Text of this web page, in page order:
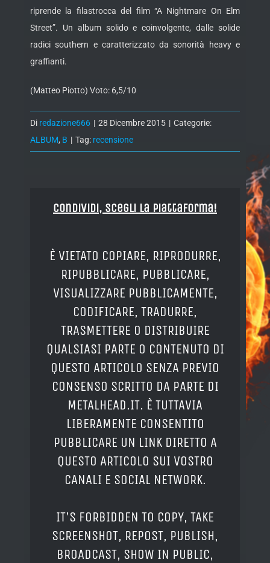
riprende la filastrocca del film “A Nightmare On Elm
Street”. Un album solido e coinvolgente, dalle solide
radici southern e caratterizzato da sonorità heavy e
graffianti.
(Matteo Piotto) Voto: 6,5/10
Di redazione666 | 28 Dicembre 2015 | Categorie:
ALBUM, B | Tag: recensione
Condividi, Scegli la piattaforma!
È VIETATO COPIARE, RIPRODURRE,
RIPUBBLICARE, PUBBLICARE,
VISUALIZZARE PUBBLICAMENTE,
CODIFICARE, TRADURRE,
TRASMETTERE O DISTRIBUIRE
QUALSIASI PARTE O CONTENUTO DI
QUESTO ARTICOLO SENZA PREVIO
CONSENSO SCRITTO DA PARTE DI
METALHEAD.IT. È TUTTAVIA
LIBERAMENTE CONSENTITO
PUBBLICARE UN LINK DIRETTO A
QUESTO ARTICOLO SUI VOSTRO
CANALI E SOCIAL NETWORK.
IT'S FORBIDDEN TO COPY, TAKE
SCREENSHOT, REPOST, PUBLISH,
BROADCAST, SHOW IN PUBLIC,